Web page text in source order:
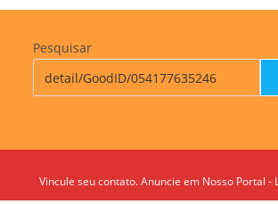
Pesquisar
Vincule seu contato. Anuncie em Nosso Portal -